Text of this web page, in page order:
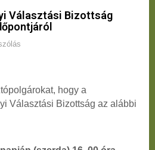
Választási Bizottság
hogy a
Választási Bizottság az alábbi